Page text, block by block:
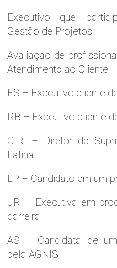
Executivo que
Gestão de Projetos
Avaliaçao de
Atendimento ao Cliente
ES – Executivo cliente
RB – Executivo cliente
G.R. – Diretor de
Latina
LP – Candidato em um
JR – Executiva em
carreira
AS – Candidata de
pela AGNIS